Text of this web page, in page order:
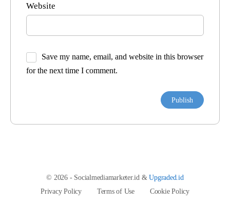
Website
Save my name, email, and website in this browser
for the next time I comment.
© 2026 - Socialmediamarketer.id &Upgraded.id
Privacy Policy
Terms of Use Cookie Policy